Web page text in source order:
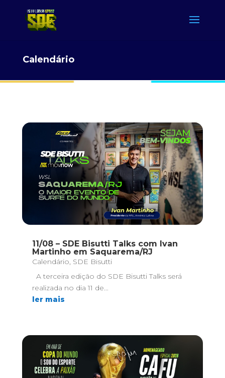
Calendário
11/08 – SDE Bisutti Talks com Ivan
Martinho em Saquarema/RJ
Calendário, SDE Bisutti
A terceira edição do SDE Bisutti Talks será
realizada no dia 11 de...
ler mais